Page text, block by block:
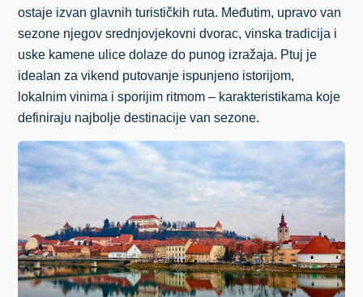
ostaje izvan glavnih turističkih ruta. Međutim, upravo van
sezone njegov srednjovjekovni dvorac, vinska tradicija i
uske kamene ulice dolaze do punog izražaja. Ptuj je
idealan za vikend putovanje ispunjeno istorijom,
lokalnim vinima i sporijim ritmom – karakteristikama koje
definiraju najbolje destinacije van sezone.